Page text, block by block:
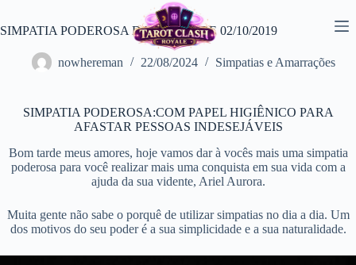
oSIMPATIA PODEROSA DA TARDE DE 02/10/2019
nowhereman 22/08/2024 Simpatias e Amarrações
SIMPATIA PODEROSA:COM PAPEL HIGIÊNICO PARA
AFASTAR PESSOAS INDESEJÁVEIS
Bom tarde meus amores, hoje vamos dar à vocês mais uma simpatia
poderosa para você realizar mais uma conquista em sua vida com a
ajuda da sua vidente, Ariel Aurora.
Muita gente não sabe o porquê de utilizar simpatias no dia a dia. Um
dos motivos do seu poder é a sua simplicidade e a sua naturalidade.